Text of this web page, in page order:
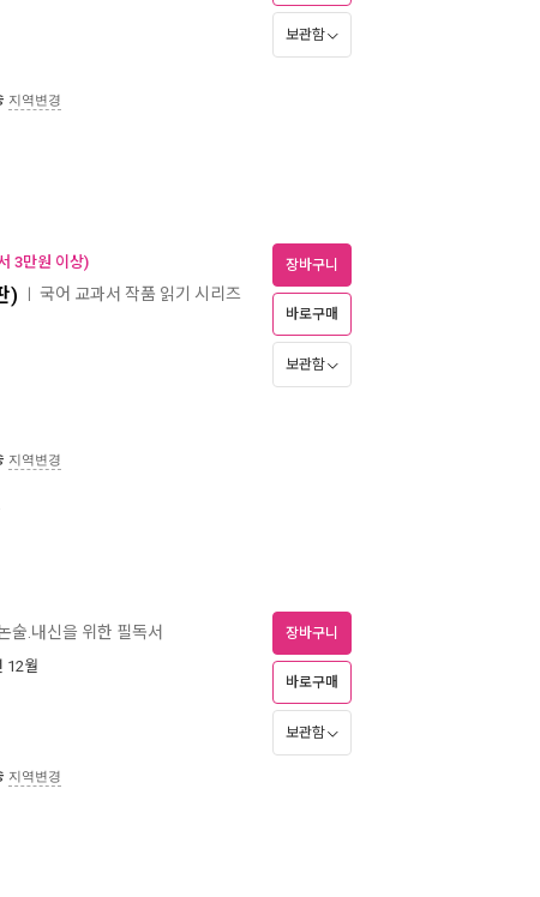
지역변경
보관함
3만원 이상)
) 국어 교과서 작품 읽기 시리즈
지역변경
장바구니
바로구매
보관함
술.내신을 위한 필독서
12월
지역변경
장바구니
바로구매
보관함